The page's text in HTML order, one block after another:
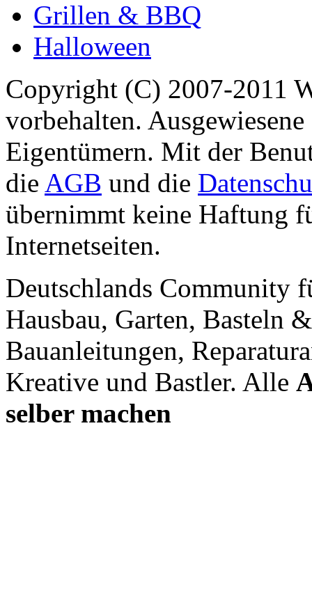
Grillen & BBQ
Halloween
Copyright (C) 2007-2011
vorbehalten.
Eigentümern. Mit der
die AGB und die
übernimmt keine Haftung
Internetseiten.
Deutschlands Community
Hausbau, Garten, Basteln
Bauanleitungen,
Kreative und Bastler. Alle
selber machen